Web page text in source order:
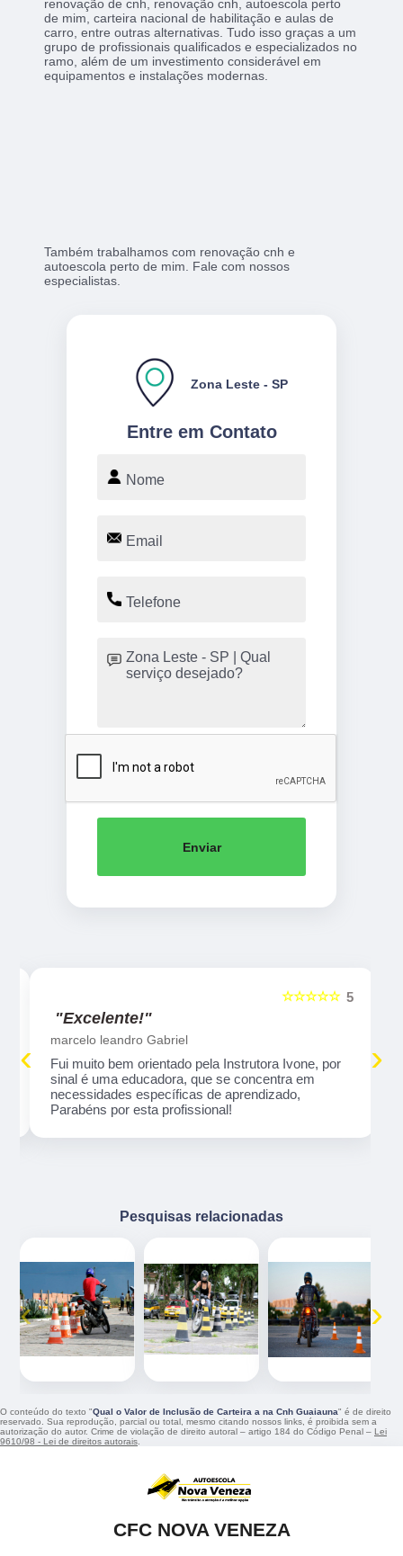
renovação de cnh, renovação cnh, autoescola perto
de mim, carteira nacional de habilitação e aulas de
carro, entre outras alternativas. Tudo isso graças a um
grupo de profissionais qualificados e especializados no
ramo, além de um investimento considerável em
equipamentos e instalações modernas.
Também trabalhamos com renovação cnh e
autoescola perto de mim. Fale com nossos
especialistas.
Entre em Contato
Zona Leste - SP
Enviar
5
☆☆☆☆☆
"Excelente!"
marcelo leandro Gabriel
Fui muito bem orientado pela Instrutora Ivone, por
sinal é uma educadora, que se concentra em
necessidades específicas de aprendizado,
Parabéns por esta profissional!
‹ ›
Pesquisas relacionadas
‹ ›
O conteúdo do texto "Qual o Valor de Inclusão de Carteira a na Cnh Guaiauna" é de direito
reservado. Sua reprodução, parcial ou total, mesmo citando nossos links, é proibida sem a
autorização do autor. Crime de violação de direito autoral – artigo 184 do Código Penal – Lei
9610/98 - Lei de direitos autorais
CFC NOVA VENEZA